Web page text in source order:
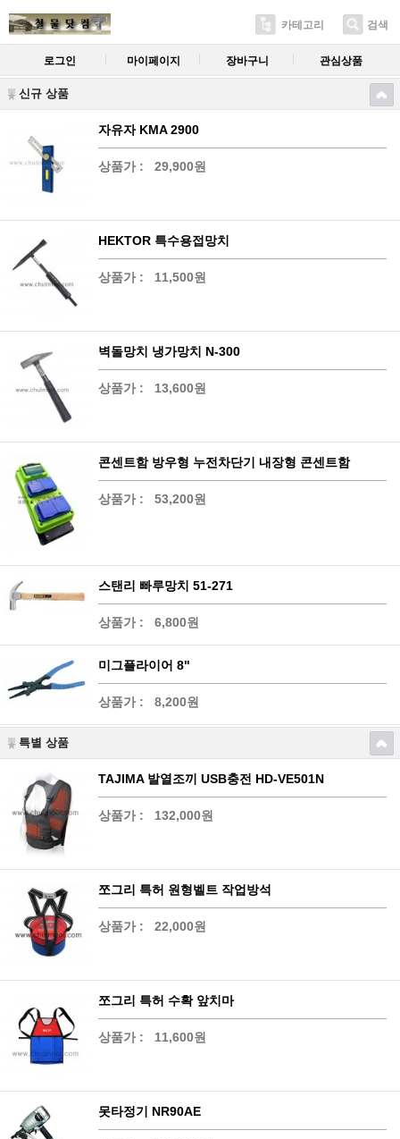
카테고리 검색
로그인 마이페이지 장바구니 관심상품
신규 상품
자유자 KMA 2900
상품가 : 29,900원
HEKTOR 특수용접망치
상품가 : 11,500원
벽돌망치 냉가망치 N-300
상품가 : 13,600원
콘센트함 방우형 누전차단기 내장형 콘센트함
상품가 : 53,200원
스탠리 빠루망치 51-271
상품가 : 6,800원
미그플라이어 8"
상품가 : 8,200원
특별 상품
TAJIMA 발열조끼 USB충전 HD-VE501N
상품가 : 132,000원
쪼그리 특허 원형벨트 작업방석
상품가 : 22,000원
쪼그리 특허 수확 앞치마
상품가 : 11,600원
못타정기 NR90AE